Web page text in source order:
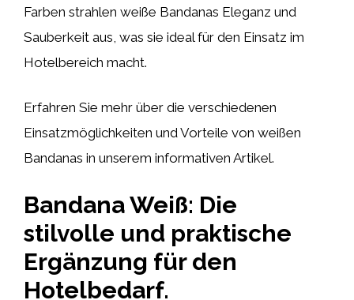
Farben strahlen weiße Bandanas Eleganz und
Sauberkeit aus, was sie ideal für den Einsatz im
Hotelbereich macht.
Erfahren Sie mehr über die verschiedenen
Einsatzmöglichkeiten und Vorteile von weißen
Bandanas in unserem informativen Artikel.
Bandana Weiß: Die
stilvolle und praktische
Ergänzung für den
Hotelbedarf.